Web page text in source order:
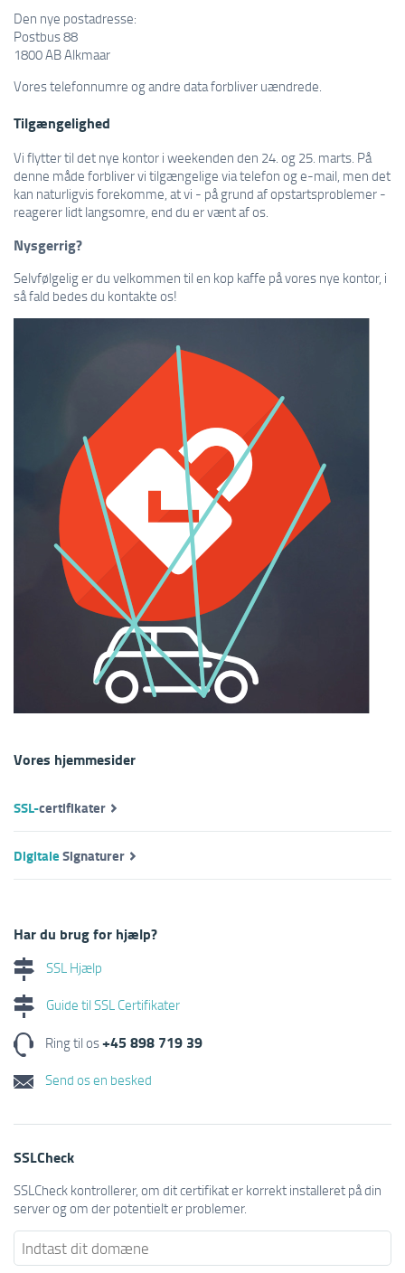
Den nye postadresse:
Postbus 88
1800 AB Alkmaar
Vores telefonnumre og andre data forbliver uændrede.
Tilgængelighed
Vi flytter til det nye kontor i weekenden den 24. og 25. marts. På
denne måde forbliver vi tilgængelige via telefon og e-mail, men det
kan naturligvis forekomme, at vi - på grund af opstartsproblemer -
reagerer lidt langsomre, end du er vænt af os.
Nysgerrig?
Selvfølgelig er du velkommen til en kop kaffe på vores nye kontor, i
så fald bedes du kontakte os!
Vores hjemmesider
SSL-certifikater
DigitaleSignaturer
Har du brug for hjælp?
SSL Hjælp
Guide til SSL Certifikater
Ring til os+45 898 719 39
Send os en besked
SSLCheck
SSLCheck kontrollerer, om dit certifikat er korrekt installeret på din
server og om der potentielt er problemer.